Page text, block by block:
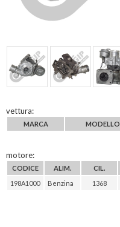
vettura:
MARCA MODELLO
motore:
CODICE ALIM. CIL.
198A1000
Benzina 1368